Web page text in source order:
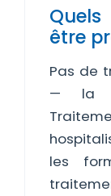
être
Pas de
— la
les